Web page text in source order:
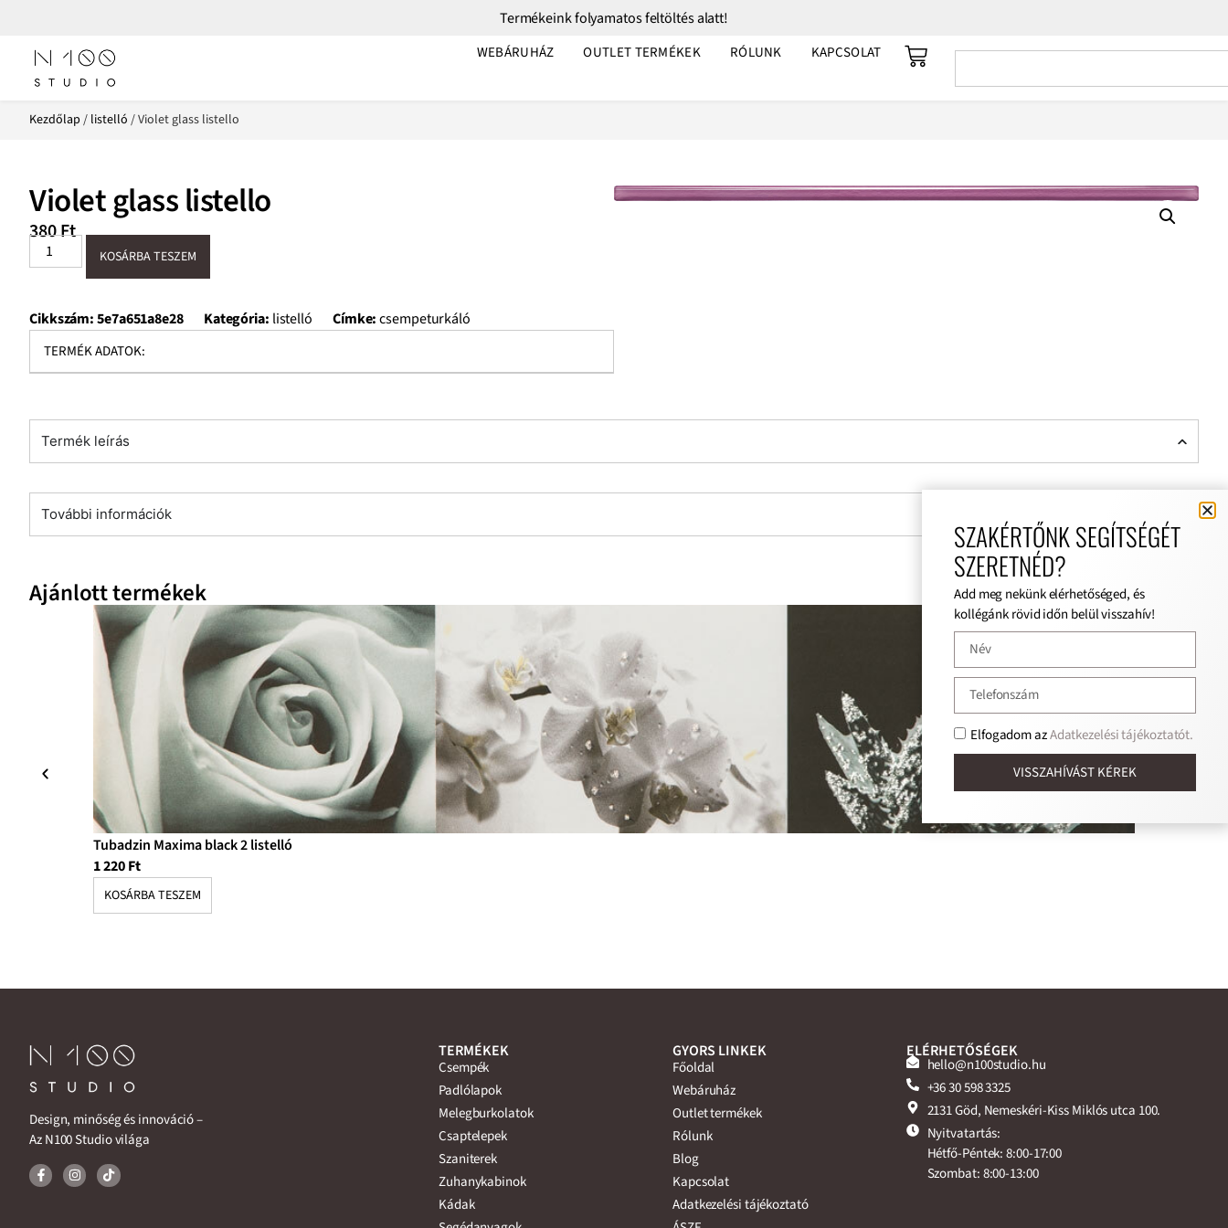
Termékeink folyamatos feltöltés alatt!
WEBÁRUHÁZ OUTLET TERMÉKEK RÓLUNK KAPCSOLAT
Kezdőlap / listelló / Violet glass listello
Violet glass listello
380Ft
KOSÁRBA TESZEM
Cikkszám:5e7a651a8e28 Kategória: listelló Címke:csempeturkáló
TERMÉK ADATOK:
Termék leírás
További információk
Ajánlott termékek
Tubadzin Maxima black 2 listelló
1 220Ft
KOSÁRBA TESZEM
Design, minőség és innováció –
Az N100 Studio világa
TERMÉKEK
Csempék
Padlólapok
Melegburkolatok
Csaptelepek
Szaniterek
Zuhanykabinok
Kádak
GYORS LINKEK
Főoldal
Webáruház
Outlet termékek
Rólunk
Blog
Kapcsolat
Adatkezelési tájékoztató
ELÉRHETŐSÉGEK
hello@n100studio.hu
+36 30 598 3325
2131 Göd, Nemeskéri-Kiss Miklós utca 100.
Nyitvatartás:
Hétfő-Péntek: 8:00-17:00
Szombat: 8:00-13:00
SZAKÉRTŐNK SEGÍTSÉGÉT
SZERETNÉD?
Add meg nekünk elérhetőséged, és
kollégánk rövid időn belül visszahív!
Elfogadom azAdatkezelési tájékoztatót.
VISSZAHÍVÁST KÉREK